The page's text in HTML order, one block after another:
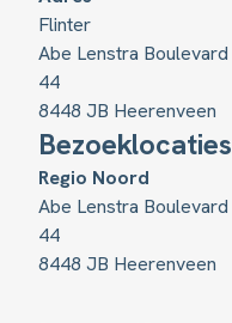
Flinter
Abe Lenstra Boulevard
44
8448 JB Heerenveen
Bezoeklocaties
Regio Noord
Abe Lenstra Boulevard
44
8448 JB Heerenveen